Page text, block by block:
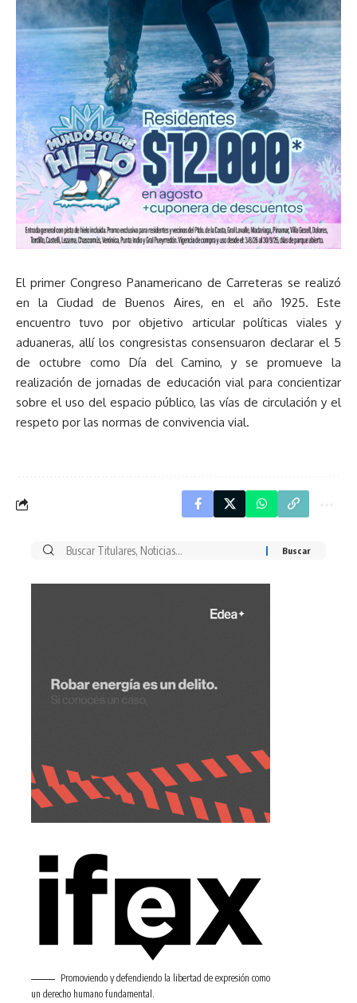
El primer Congreso Panamericano de Carreteras se realizó
en la Ciudad de Buenos Aires, en el año 1925. Este
encuentro tuvo por objetivo articular políticas viales y
aduaneras, allí los congresistas consensuaron declarar el 5
de octubre como Día del Camino, y se promueve la
realización de jornadas de educación vial para concientizar
sobre el uso del espacio público, las vías de circulación y el
respeto por las normas de convivencia vial.
Buscar
Promoviendo y defendiendo la libertad de expresión como
un derecho humano fundamental.